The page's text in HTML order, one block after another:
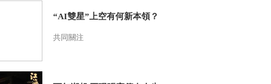
“AI雙星”上空有何新本領？
共同關注